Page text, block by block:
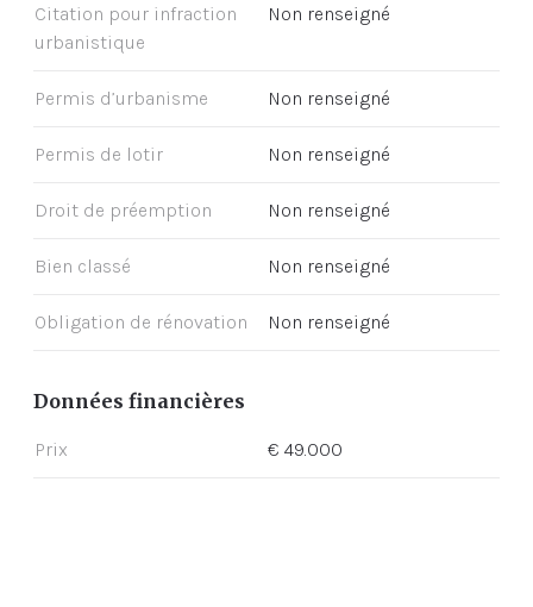
Citation pour infraction
urbanistique
Non renseigné
Permis d’urbanisme Non renseigné
Permis de lotir Non renseigné
Droit de préemption Non renseigné
Bien classé Non renseigné
Obligation de rénovation Non renseigné
Données financières
Prix € 49.000